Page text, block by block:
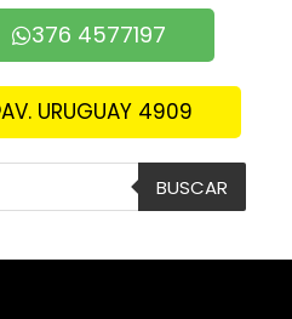
376 4577197
AV. URUGUAY 4909
BUSCAR